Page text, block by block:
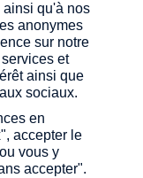
d’architecture
pour le Groupe
et une volonté
de la Ville,
maître d’ouvrage
s’inscrire dans un
ainsi qu'à nos
anonymes
sur notre
et
ainsi que
sociaux.
en
accepter le
vous y
accepter".